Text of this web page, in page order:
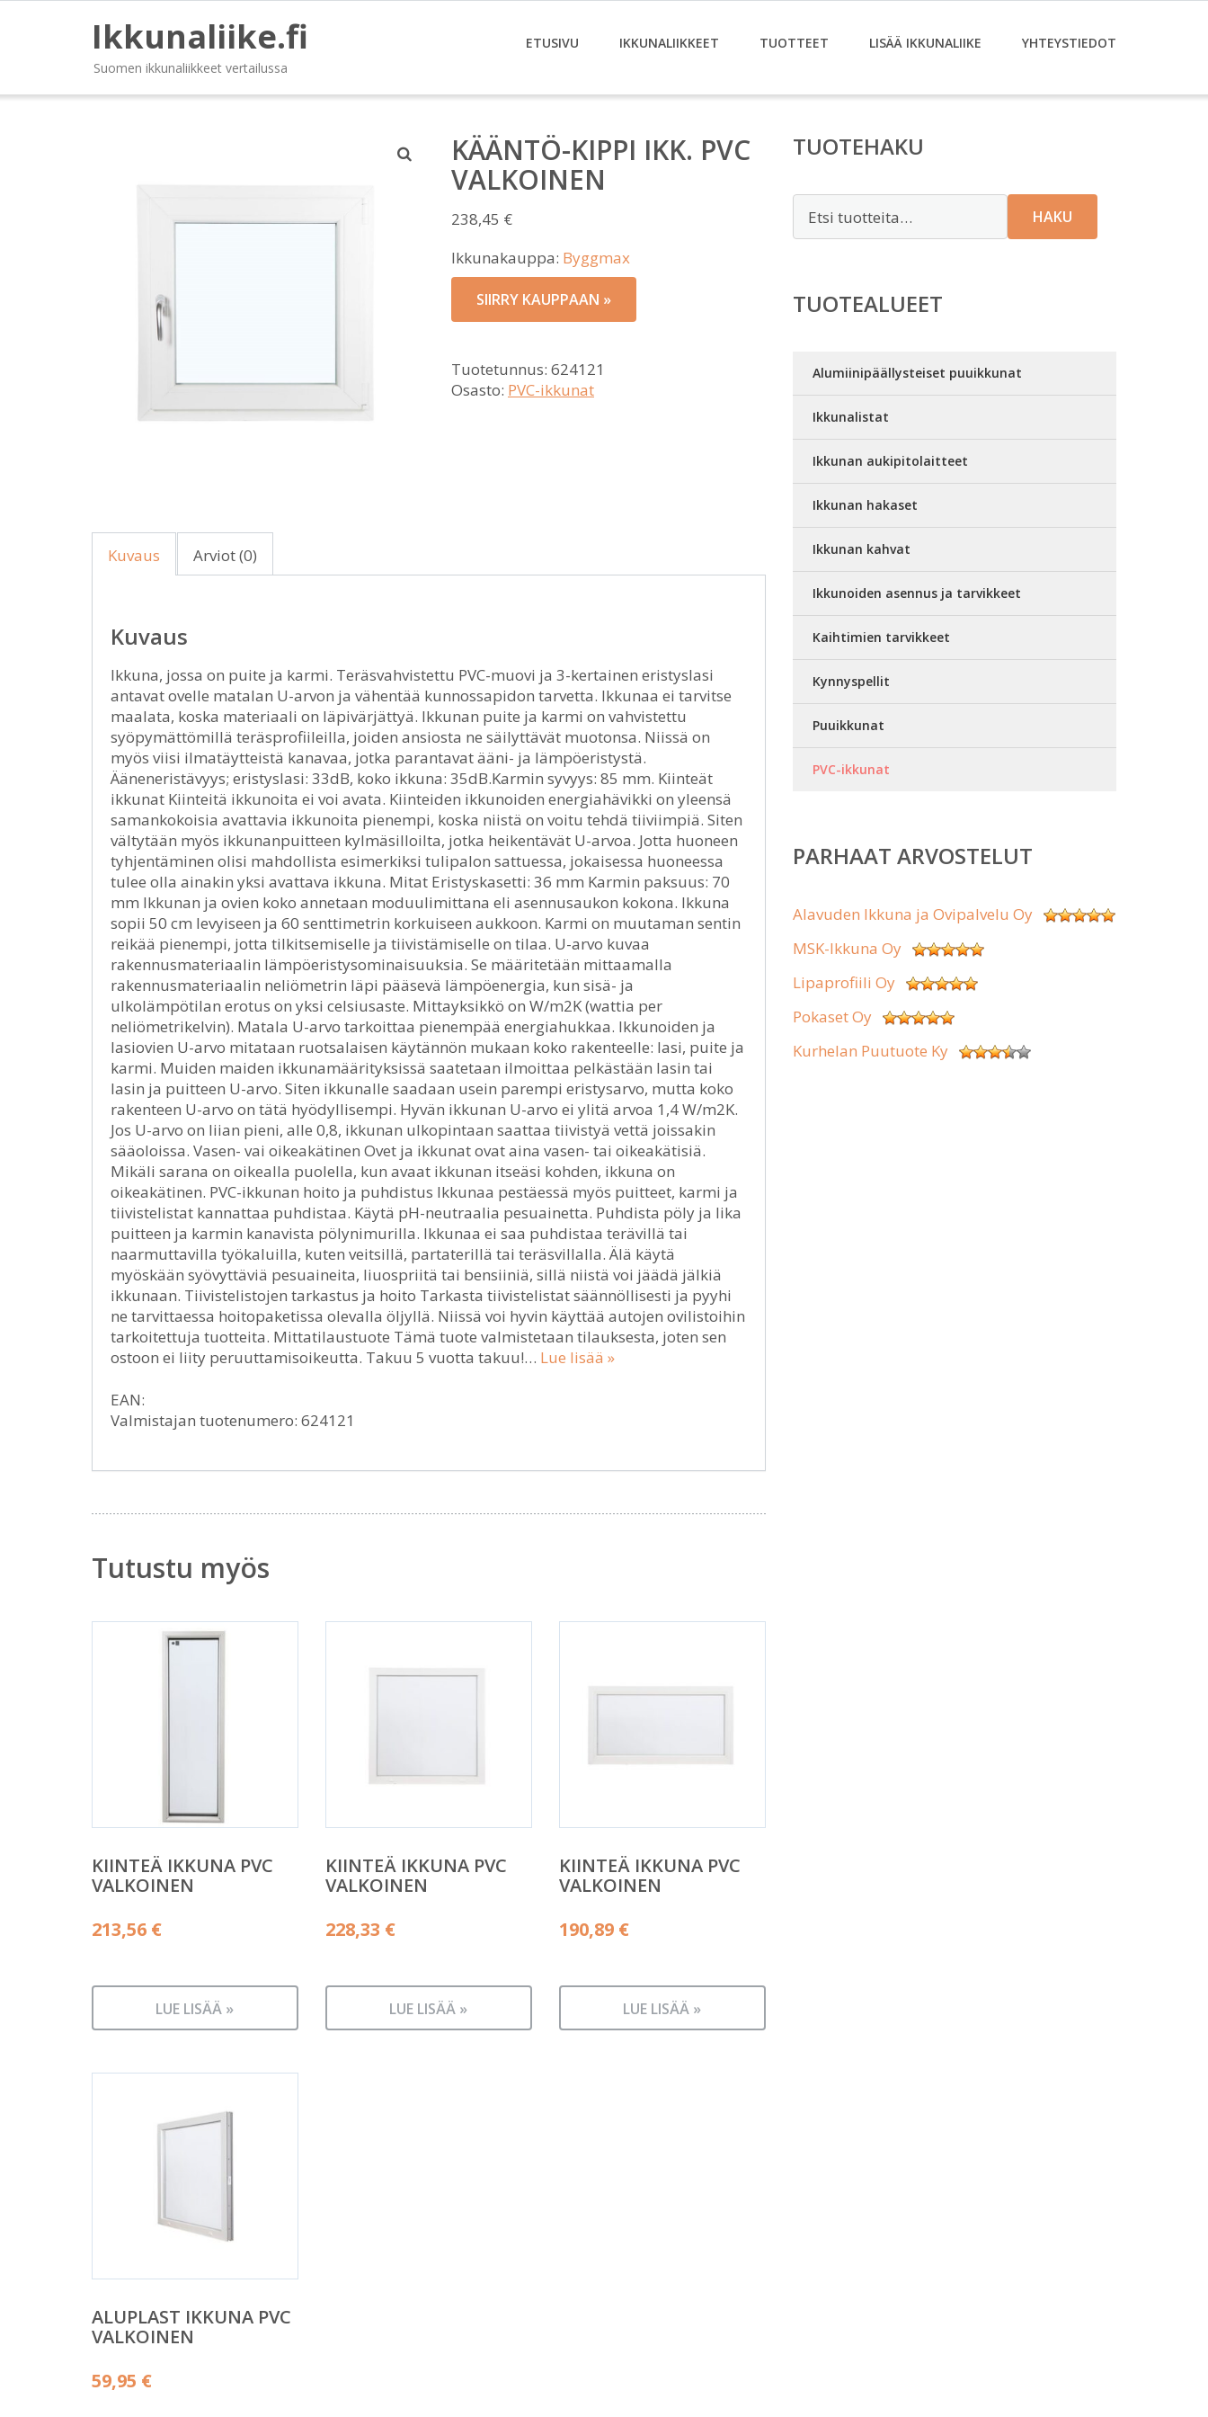
Ikkunaliike.fi
Suomen ikkunaliikkeet vertailussa
ETUSIVU IKKUNALIIKKEET TUOTTEET LISÄÄ IKKUNALIIKE YHTEYSTIEDOT
KÄÄNTÖ-KIPPI IKK. PVC
VALKOINEN
238,45 €
Ikkunakauppa: Byggmax
SIIRRY KAUPPAAN »
Tuotetunnus: 624121
Osasto: PVC-ikkunat
Kuvaus Arviot (0)
Kuvaus
Ikkuna, jossa on puite ja karmi. Teräsvahvistettu PVC-muovi ja 3-kertainen eristyslasi
antavat ovelle matalan U-arvon ja vähentää kunnossapidon tarvetta. Ikkunaa ei tarvitse
maalata, koska materiaali on läpivärjättyä. Ikkunan puite ja karmi on vahvistettu
syöpymättömillä teräsprofiileilla, joiden ansiosta ne säilyttävät muotonsa. Niissä on
myös viisi ilmatäytteistä kanavaa, jotka parantavat ääni- ja lämpöeristystä.
Ääneneristävyys; eristyslasi: 33dB, koko ikkuna: 35dB.Karmin syvyys: 85 mm. Kiinteät
ikkunat Kiinteitä ikkunoita ei voi avata. Kiinteiden ikkunoiden energiahävikki on yleensä
samankokoisia avattavia ikkunoita pienempi, koska niistä on voitu tehdä tiiviimpiä. Siten
vältytään myös ikkunanpuitteen kylmäsilloilta, jotka heikentävät U-arvoa. Jotta huoneen
tyhjentäminen olisi mahdollista esimerkiksi tulipalon sattuessa, jokaisessa huoneessa
tulee olla ainakin yksi avattava ikkuna. Mitat Eristyskasetti: 36 mm Karmin paksuus: 70
mm Ikkunan ja ovien koko annetaan moduulimittana eli asennusaukon kokona. Ikkuna
sopii 50 cm levyiseen ja 60 senttimetrin korkuiseen aukkoon. Karmi on muutaman sentin
reikää pienempi, jotta tilkitsemiselle ja tiivistämiselle on tilaa. U-arvo kuvaa
rakennusmateriaalin lämpöeristysominaisuuksia. Se määritetään mittaamalla
rakennusmateriaalin neliömetrin läpi pääsevä lämpöenergia, kun sisä- ja
ulkolämpötilan erotus on yksi celsiusaste. Mittayksikkö on W/m2K (wattia per
neliömetrikelvin). Matala U-arvo tarkoittaa pienempää energiahukkaa. Ikkunoiden ja
lasiovien U-arvo mitataan ruotsalaisen käytännön mukaan koko rakenteelle: lasi, puite ja
karmi. Muiden maiden ikkunamäärityksissä saatetaan ilmoittaa pelkästään lasin tai
lasin ja puitteen U-arvo. Siten ikkunalle saadaan usein parempi eristysarvo, mutta koko
rakenteen U-arvo on tätä hyödyllisempi. Hyvän ikkunan U-arvo ei ylitä arvoa 1,4 W/m2K.
Jos U-arvo on liian pieni, alle 0,8, ikkunan ulkopintaan saattaa tiivistyä vettä joissakin
sääoloissa. Vasen- vai oikeakätinen Ovet ja ikkunat ovat aina vasen- tai oikeakätisiä.
Mikäli sarana on oikealla puolella, kun avaat ikkunan itseäsi kohden, ikkuna on
oikeakätinen. PVC-ikkunan hoito ja puhdistus Ikkunaa pestäessä myös puitteet, karmi ja
tiivistelistat kannattaa puhdistaa. Käytä pH-neutraalia pesuainetta. Puhdista pöly ja lika
puitteen ja karmin kanavista pölynimurilla. Ikkunaa ei saa puhdistaa terävillä tai
naarmuttavilla työkaluilla, kuten veitsillä, partaterillä tai teräsvillalla. Älä käytä
myöskään syövyttäviä pesuaineita, liuospriitä tai bensiiniä, sillä niistä voi jäädä jälkiä
ikkunaan. Tiivistelistojen tarkastus ja hoito Tarkasta tiivistelistat säännöllisesti ja pyyhi
ne tarvittaessa hoitopaketissa olevalla öljyllä. Niissä voi hyvin käyttää autojen ovilistoihin
tarkoitettuja tuotteita. Mittatilaustuote Tämä tuote valmistetaan tilauksesta, joten sen
ostoon ei liity peruuttamisoikeutta. Takuu 5 vuotta takuu!… Lue lisää »
EAN:
Valmistajan tuotenumero: 624121
Tutustu myös
KIINTEÄ IKKUNA PVC
VALKOINEN
213,56 €
LUE LISÄÄ »
KIINTEÄ IKKUNA PVC
VALKOINEN
228,33 €
LUE LISÄÄ »
KIINTEÄ IKKUNA PVC
VALKOINEN
190,89 €
LUE LISÄÄ »
ALUPLAST IKKUNA PVC
VALKOINEN
59,95 €
TUOTEHAKU
HAKU
TUOTEALUEET
Alumiinipäällysteiset puuikkunat
Ikkunalistat
Ikkunan aukipitolaitteet
Ikkunan hakaset
Ikkunan kahvat
Ikkunoiden asennus ja tarvikkeet
Kaihtimien tarvikkeet
Kynnyspellit
Puuikkunat
PVC-ikkunat
PARHAAT ARVOSTELUT
Alavuden Ikkuna ja Ovipalvelu Oy
MSK-Ikkuna Oy
Lipaprofiili Oy
Pokaset Oy
Kurhelan Puutuote Ky